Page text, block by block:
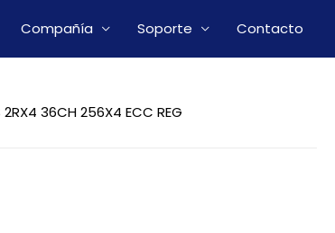
Compañía Soporte Contacto
36CH 256X4 ECC REG